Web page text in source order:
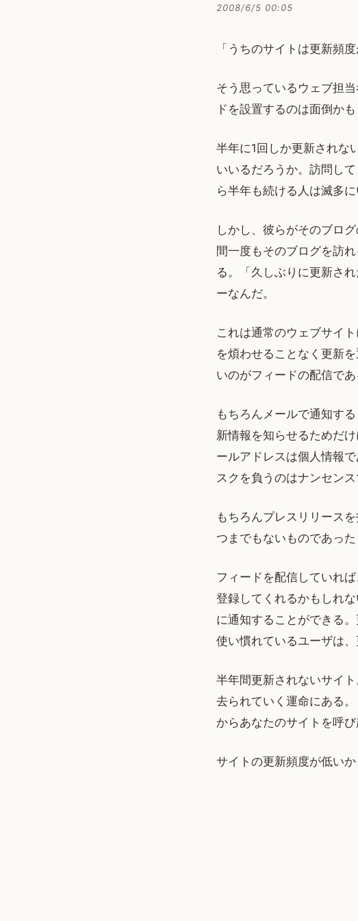
2008/6/5 00:05
「うちのサイトは更新頻
そう思っているウェブ担
ドを設置するのは面倒か
半年に1回しか更新されな
いいるだろうか。訪問し
ら半年も続ける人は滅多に
しかし、彼らがそのブロ
間一度もそのブログを訪
る。「久しぶりに更新さ
ーなんだ。
これは通常のウェブサイ
を煩わせることなく更新
いのがフィードの配信であ
もちろんメールで通知す
新情報を知らせるためだ
ールアドレスは個人情報
スクを負うのはナンセンス
もちろんプレスリリース
つまでもないものであっ
フィードを配信していれ
登録してくれるかもしれ
に通知することができる
使い慣れているユーザは
半年間更新されないサイ
去られていく運命にある
からあなたのサイトを呼
サイトの更新頻度が低い